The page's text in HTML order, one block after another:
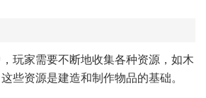
玩家需要不断地收集各种资源，如木
些资源是建造和制作物品的基础。